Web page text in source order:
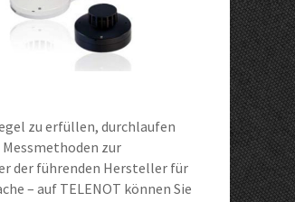
zu erfüllen, durchlaufen
zur
der führenden Hersteller für
– auf TELENOT können Sie